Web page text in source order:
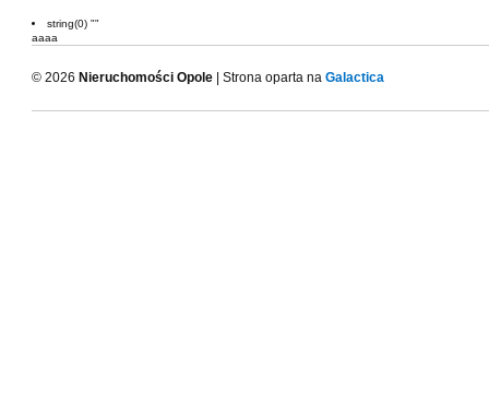
string(0) ""
aaaa
© 2026 Nieruchomości Opole | Strona oparta na Galactica